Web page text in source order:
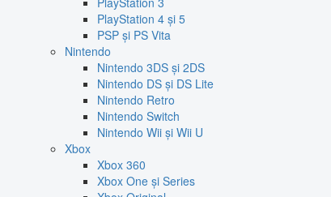
PlayStation 4 și 5
PSP și PS Vita
Nintendo
Nintendo 3DS și 2DS
Nintendo DS și DS Lite
Nintendo Retro
Nintendo Switch
Nintendo Wii și Wii U
Xbox
Xbox 360
Xbox One și Series